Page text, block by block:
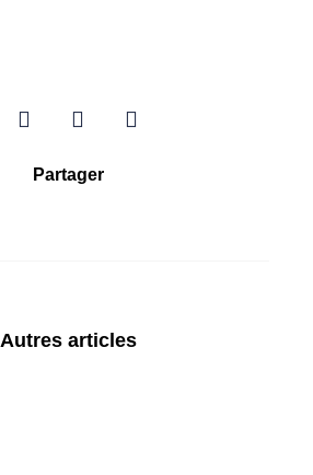
Partager
Autres articles